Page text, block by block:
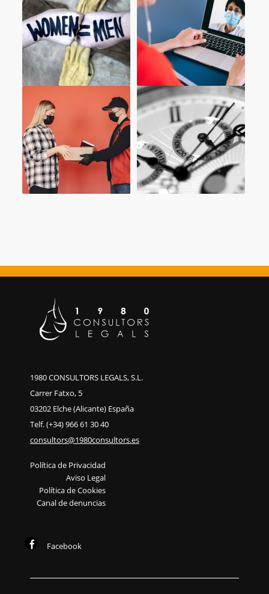
1980 CONSULTORS LEGALS, S.L.
Carrer Fatxo, 5
03202 Elche (Alicante) España
Telf. (+34) 966 61 30 40
consultors@1980consultors.es
Política de Privacidad
Aviso Legal
Política de Cookies
Canal de denuncias
Facebook